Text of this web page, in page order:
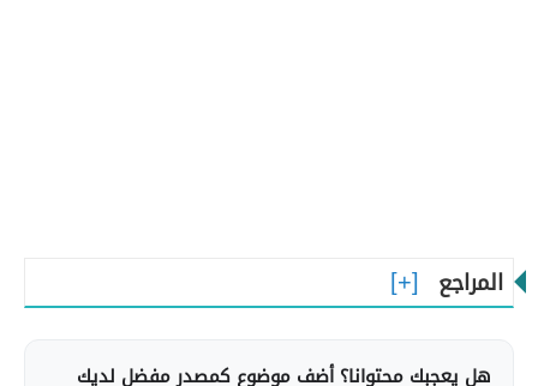
المراجع
هل يعجبك محتوانا؟ أضف موضوع كمصدر مفضل لديك